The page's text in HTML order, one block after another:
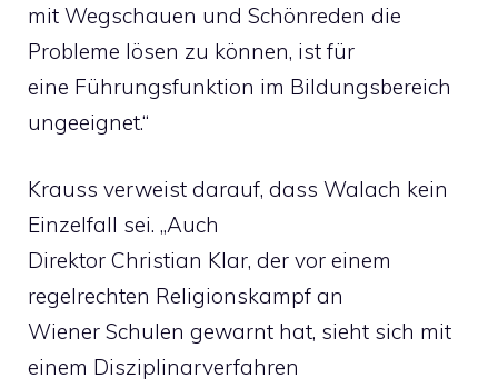
mit Wegschauen und Schönreden die
Probleme lösen zu können, ist für
eine Führungsfunktion im Bildungsbereich
ungeeignet.“
Krauss verweist darauf, dass Walach kein
Einzelfall sei. „Auch
Direktor Christian Klar, der vor einem
regelrechten Religionskampf an
Wiener Schulen gewarnt hat, sieht sich mit
einem Disziplinarverfahren